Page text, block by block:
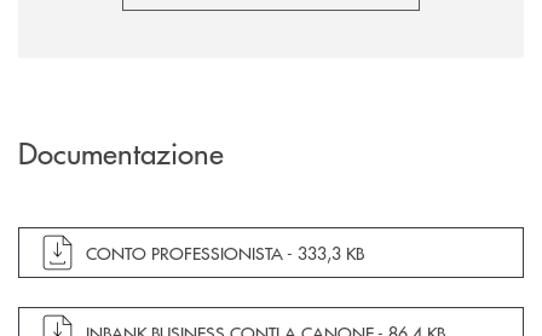
Documentazione
apre documento in una nuova finestra
CONTO PROFESSIONISTA - 333,3 KB